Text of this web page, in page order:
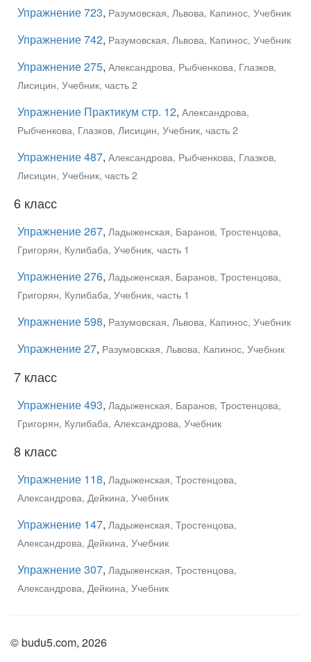
Упражнение 723, Разумовская, Львова, Капинос, Учебник
Упражнение 742, Разумовская, Львова, Капинос, Учебник
Упражнение 275, Александрова, Рыбченкова, Глазков,
Лисицин, Учебник, часть 2
Упражнение Практикум стр. 12, Александрова,
Рыбченкова, Глазков, Лисицин, Учебник, часть 2
Упражнение 487, Александрова, Рыбченкова, Глазков,
Лисицин, Учебник, часть 2
6 класс
Упражнение 267, Ладыженская, Баранов, Тростенцова,
Григорян, Кулибаба, Учебник, часть 1
Упражнение 276, Ладыженская, Баранов, Тростенцова,
Григорян, Кулибаба, Учебник, часть 1
Упражнение 598, Разумовская, Львова, Капинос, Учебник
Упражнение 27, Разумовская, Львова, Капинос, Учебник
7 класс
Упражнение 493, Ладыженская, Баранов, Тростенцова,
Григорян, Кулибаба, Александрова, Учебник
8 класс
Упражнение 118, Ладыженская, Тростенцова,
Александрова, Дейкина, Учебник
Упражнение 147, Ладыженская, Тростенцова,
Александрова, Дейкина, Учебник
Упражнение 307, Ладыженская, Тростенцова,
Александрова, Дейкина, Учебник
© budu5.com, 2026